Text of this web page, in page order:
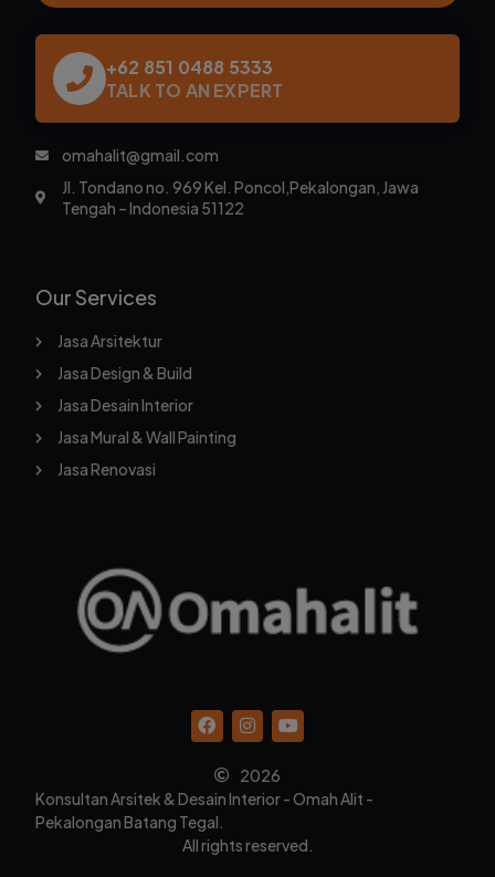
2026
Konsultan Arsitek & Desain Interior - Omah Alit -
Pekalongan Batang Tegal.
All rights reserved.
Our Services
Jasa Arsitektur
Jasa Design & Build
Jasa Desain Interior
Jasa Mural & Wall Painting
Jasa Renovasi
+62 851 0488 5333
TALK TO AN EXPERT
omahalit@gmail.com
Jl. Tondano no. 969 Kel. Poncol,Pekalongan, Jawa
Tengah – Indonesia 51122